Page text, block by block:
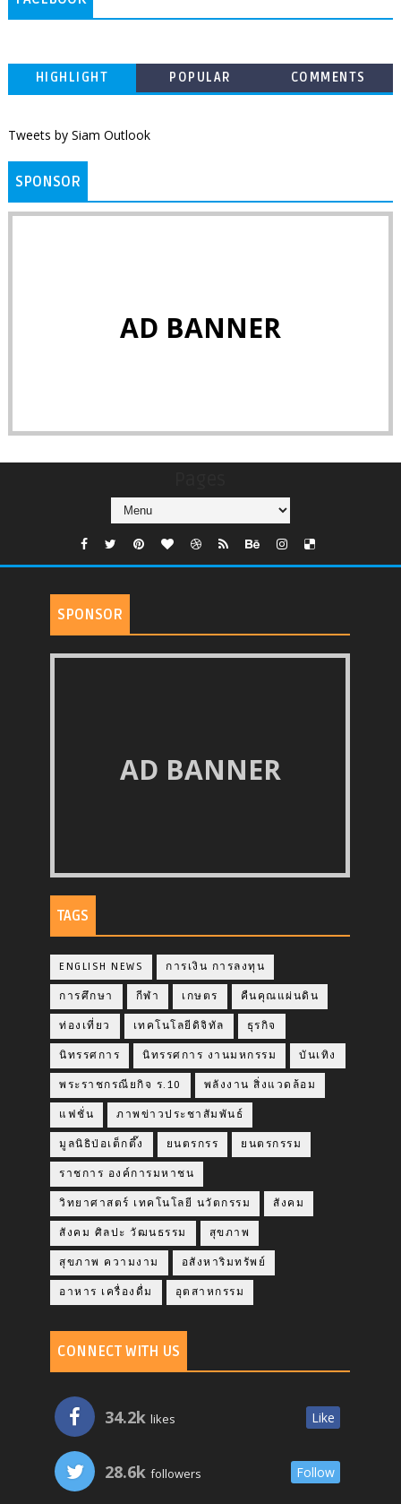
HIGHLIGHT POPULAR COMMENTS
Tweets by Siam Outlook
SPONSOR
AD BANNER
SPONSOR
AD BANNER
TAGS
ENGLISH NEWS การเงิน การลงทุน
การศึกษา กีฬา เกษตร คืนคุณแผ่นดิน
ท่องเที่ยว เทคโนโลยีดิจิทัล ธุรกิจ
นิทรรศการ นิทรรศการ งานมหกรรม บันเทิง
พระราชกรณียกิจ ร.10 พลังงาน สิ่งแวดล้อม
แฟชั่น ภาพข่าวประชาสัมพันธ์
มูลนิธิป่อเต็กตึ๊ง ยนตรกรร ยนตรกรรม
ราชการ องค์การมหาชน
วิทยาศาสตร์ เทคโนโลยี นวัตกรรม สังคม
สังคม ศิลปะ วัฒนธรรม สุขภาพ
สุขภาพ ความงาม อสังหาริมทรัพย์
อาหาร เครื่องดื่ม อุตสาหกรรม
CONNECT WITH US
34.2k likes Like
28.6k followers Follow